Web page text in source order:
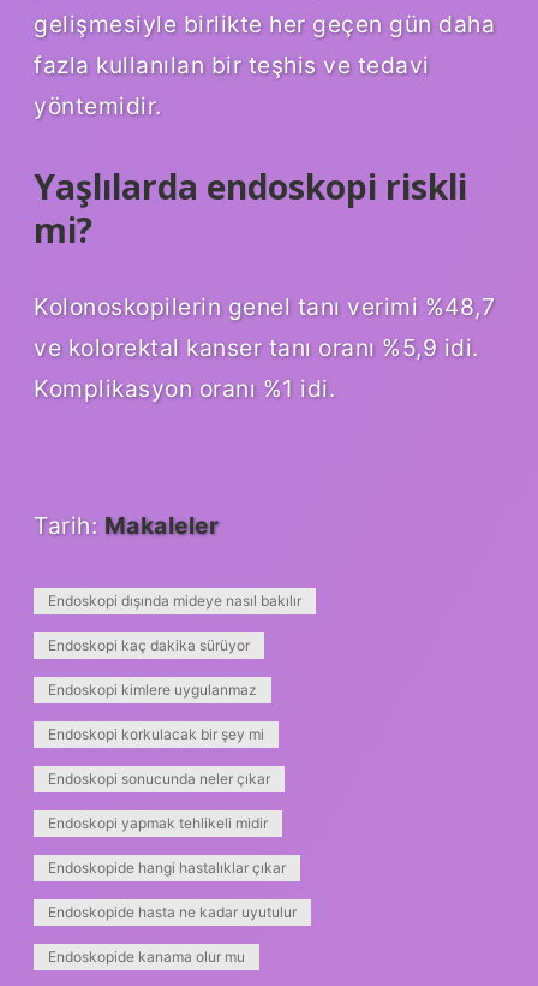
gelişmesiyle birlikte her geçen gün daha
fazla kullanılan bir teşhis ve tedavi
yöntemidir.
Yaşlılarda endoskopi riskli
mi?
Kolonoskopilerin genel tanı verimi %48,7
ve kolorektal kanser tanı oranı %5,9 idi.
Komplikasyon oranı %1 idi.
Tarih: Makaleler
Endoskopi dışında mideye nasıl bakılır
Endoskopi kaç dakika sürüyor
Endoskopi kimlere uygulanmaz
Endoskopi korkulacak bir şey mi
Endoskopi sonucunda neler çıkar
Endoskopi yapmak tehlikeli midir
Endoskopide hangi hastalıklar çıkar
Endoskopide hasta ne kadar uyutulur
Endoskopide kanama olur mu